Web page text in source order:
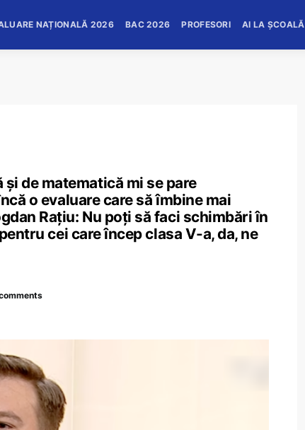
NAȚIONALĂ 2026 BAC 2026 PROFESORI AI LA ȘCOALĂ
de matematică mi se pare
o evaluare care să îmbine mai
Rațiu: Nu poți să faci schimbări în
cei care încep clasa V-a, da, ne